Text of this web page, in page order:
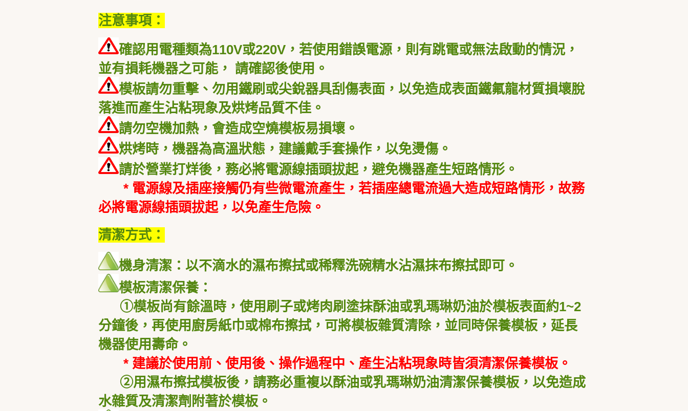
注意事項：
確認用電種類為110V或220V ， 若使用錯誤電源，則有跳電或無法啟動的情況，
並有損耗機器之可能， 請確認後使用。
模板請勿重擊、勿用鐵刷或尖銳器具刮傷表面，以免造成表面鐵氟龍材質損壞脫
落進而產生沾粘現象及烘烤品質不佳。
請勿空機加熱，會造成空燒模板易損壞。
烘烤時，機器為高溫狀態，建議戴手套操作，以免燙傷。
請於營業打烊後，務必將電源線插頭拔起，避免機器產生短路情形。
* 電源線及插座接觸仍有些微電流產生，若插座總電流過大造成短路情形，故務
必將電源線插頭拔起，以免產生危險。
清潔方式：
機身清潔：以不滴水的濕布擦拭或稀釋洗碗精水沾濕抹布擦拭即可。
模板清潔保養：
①模板尚有餘溫時，使用刷子或烤肉刷塗抹酥油或乳瑪琳奶油於模板表面約1~2
分鐘後，再使用廚房紙巾或棉布擦拭，可將模板雜質清除，並同時保養模板，延長
機器使用壽命。
* 建議於使用前、使用後、操作過程中、產生沾粘現象時皆須清潔保養模板。
②用濕布擦拭模板後，請務必重複以酥油或乳瑪琳奶油清潔保養模板，以免造成
水雜質及清潔劑附著於模板。